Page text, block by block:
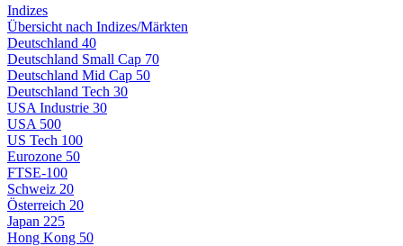
Indizes
Übersicht nach Indizes/Märkten
Deutschland 40
Deutschland Small Cap 70
Deutschland Mid Cap 50
Deutschland Tech 30
USA Industrie 30
USA 500
US Tech 100
Eurozone 50
FTSE-100
Schweiz 20
Österreich 20
Japan 225
Hong Kong 50